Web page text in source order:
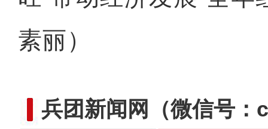
素丽）
兵团新闻网 （微信号